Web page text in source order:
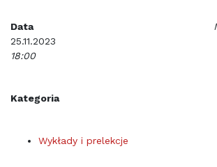
Data
25.11.2023
18:00
Kategoria
Wykłady i prelekcje